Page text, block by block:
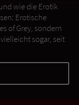
wie die Erotik
Erotische
of Grey, sondern
sogar, seit